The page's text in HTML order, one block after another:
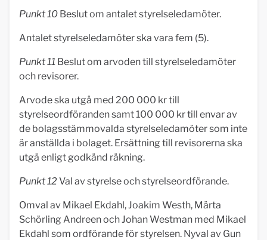
Punkt 10 Beslut om antalet styrelseledamöter.
Antalet styrelseledamöter ska vara fem (5).
Punkt 11 Beslut om arvoden till styrelseledamöter
och revisorer.
Arvode ska utgå med 200 000 kr till
styrelseordföranden samt 100 000 kr till envar av
de bolagsstämmovalda styrelseledamöter som inte
är anställda i bolaget. Ersättning till revisorerna ska
utgå enligt godkänd räkning.
Punkt 12Val av styrelse och styrelseordförande.
Omval av Mikael Ekdahl, Joakim Westh, Märta
Schörling Andreen och Johan Westman med Mikael
Ekdahl som ordförande för styrelsen. Nyval av Gun